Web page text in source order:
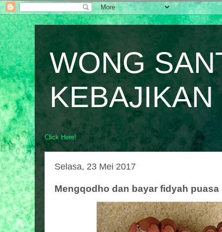
WONG
KEBAJIKAN
Click Here!
Selasa, 23 Mei 2017
Mengqodho dan bayar fidyah puasa